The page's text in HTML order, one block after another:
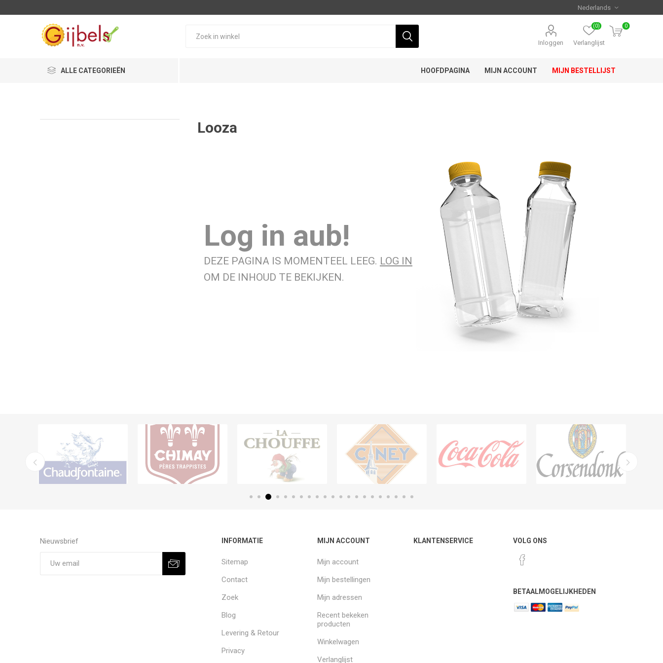
Inloggen Verlanglijst
(0) 0
ALLE CATEGORIEËN HOOFDPAGINA MIJN ACCOUNT MIJN BESTELLIJST
Looza
Log in aub!
DEZE PAGINA IS MOMENTEEL LEEG. LOG IN
OM DE INHOUD TE BEKIJKEN.
Nieuwsbrief INFORMATIE
Sitemap
Contact
Zoek
Blog
Levering & Retour
Privacy
MIJN ACCOUNT
Mijn account
Mijn bestellingen
Mijn adressen
Recent bekeken
producten
Winkelwagen
Verlanglijst
KLANTENSERVICE VOLG ONS
BETAALMOGELIJKHEDEN